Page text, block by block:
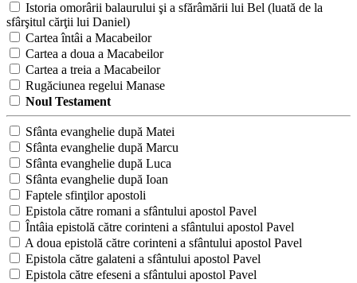
Istoria omorârii balaurului şi a sfărâmării lui Bel (luată de la
sfârşitul cărţii lui Daniel)
Cartea întâi a Macabeilor
Cartea a doua a Macabeilor
Cartea a treia a Macabeilor
Rugăciunea regelui Manase
Noul Testament
Sfânta evanghelie după Matei
Sfânta evanghelie după Marcu
Sfânta evanghelie după Luca
Sfânta evanghelie după Ioan
Faptele sfinţilor apostoli
Epistola către romani a sfântului apostol Pavel
Întâia epistolă către corinteni a sfântului apostol Pavel
A doua epistolă către corinteni a sfântului apostol Pavel
Epistola către galateni a sfântului apostol Pavel
Epistola către efeseni a sfântului apostol Pavel